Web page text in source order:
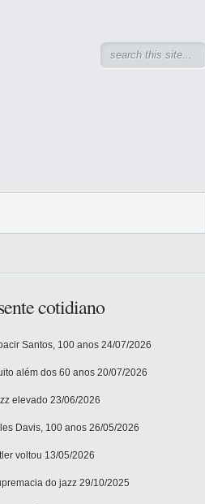
cotidiano
Santos, 100 anos 24/07/2026
além dos 60 anos 20/07/2026
elevado 23/06/2026
Davis, 100 anos 26/05/2026
voltou 13/05/2026
do jazz 29/10/2025